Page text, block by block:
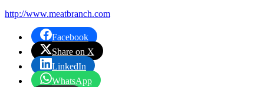
http://www.meatbranch.com
Facebook
Share on X
LinkedIn
WhatsApp